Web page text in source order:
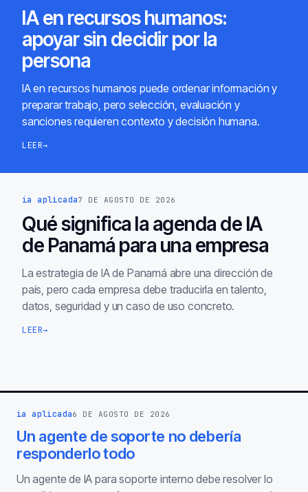
IA en recursos humanos:
apoyar sin decidir por la
persona
IA en recursos humanos puede ordenar información y
preparar trabajo, pero selección, evaluación y
sanciones requieren contexto y decisión humana.
LEER→
ia aplicada7 DE AGOSTO DE 2026
Qué significa la agenda de IA
de Panamá para una empresa
La estrategia de IA de Panamá abre una dirección de
país, pero cada empresa debe traducirla en talento,
datos, seguridad y un caso de uso concreto.
LEER→
ia aplicada6 DE AGOSTO DE 2026
Un agente de soporte no debería
responderlo todo
Un agente de IA para soporte interno debe resolver lo